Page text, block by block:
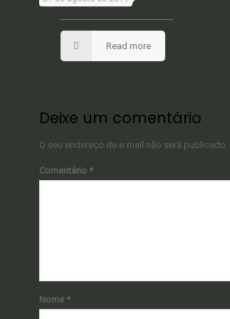
Read more
Deixe um comentário
O seu endereço de e-mail não será publicado.
Comentário *
Nome *